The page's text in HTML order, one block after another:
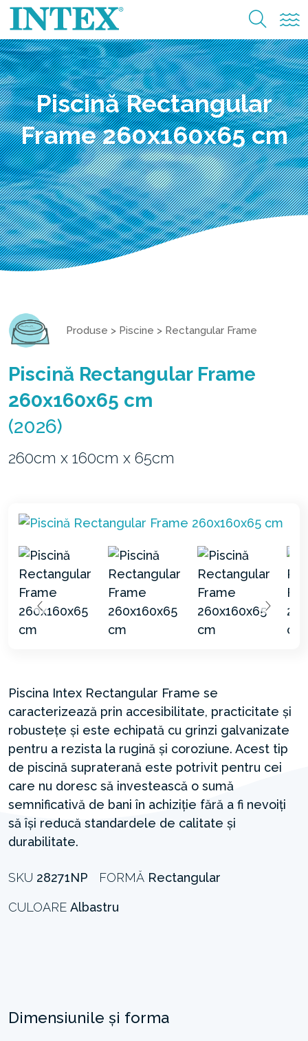
Piscină Rectangular
Frame 260x160x65 cm
Produse > Piscine > Rectangular Frame
Piscină Rectangular Frame
260x160x65 cm
(2026)
260cm x 160cm x 65cm
Piscina Intex Rectangular Frame se
caracterizează prin accesibilitate, practicitate și
robustețe și este echipată cu grinzi galvanizate
pentru a rezista la rugină și coroziune. Acest tip
de piscină supraterană este potrivit pentru cei
care nu doresc să investească o sumă
semnificativă de bani în achiziție fără a fi nevoiți
să își reducă standardele de calitate și
durabilitate.
SKU 28271NP FORMĂ Rectangular
CULOARE Albastru
Dimensiunile și forma